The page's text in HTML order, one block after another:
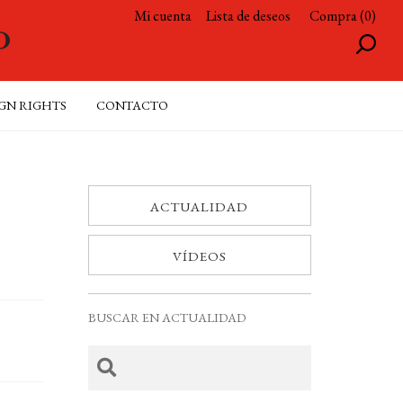
Mi cuenta Lista de deseos Compra (0)
RIGHTS CONTACTO
ACTUALIDAD
VÍDEOS
BUSCAR EN ACTUALIDAD